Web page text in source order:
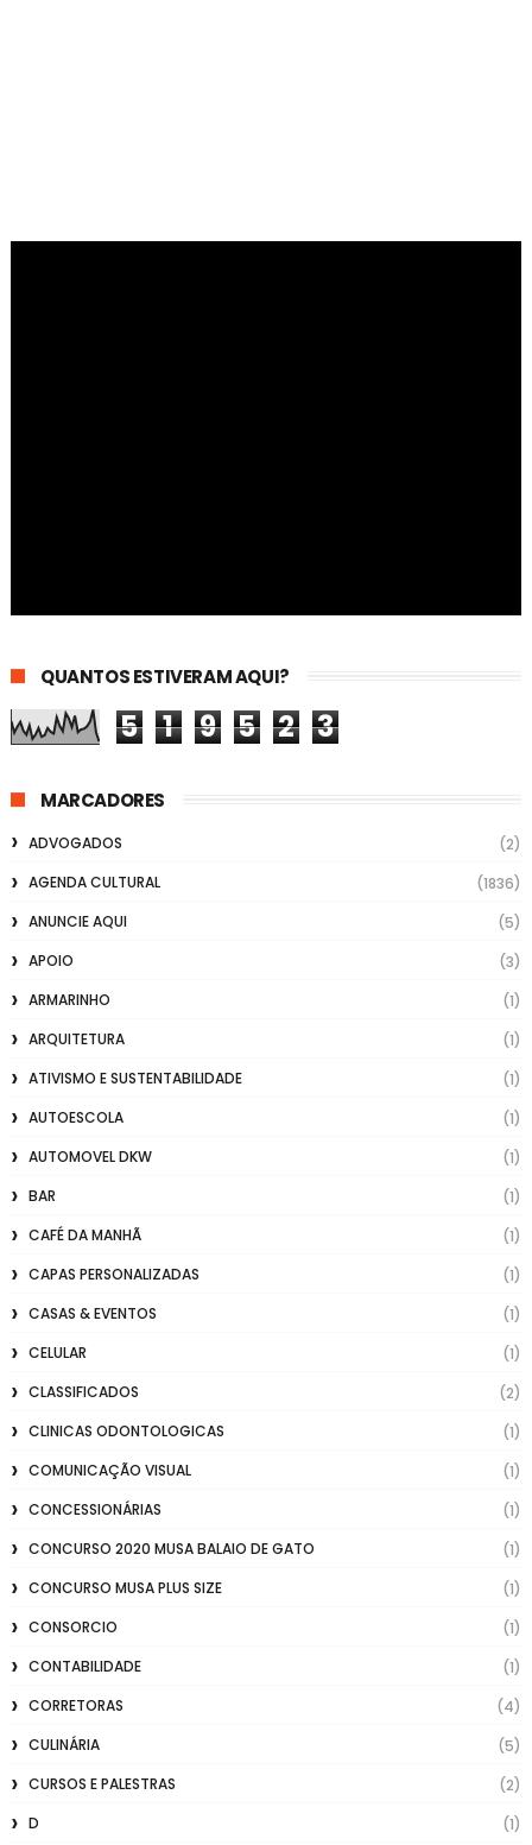
QUANTOS ESTIVERAM AQUI?
5 1 9 5 2 3
MARCADORES
ADVOGADOS
(2)
AGENDA CULTURAL
(1836)
ANUNCIE AQUI
(5)
APOIO
(3)
ARMARINHO
(1)
ARQUITETURA
(1)
ATIVISMO E SUSTENTABILIDADE
(1)
AUTOESCOLA
(1)
AUTOMOVEL DKW
(1)
BAR
(1)
CAFÉ DA MANHÃ
(1)
CAPAS PERSONALIZADAS
(1)
CASAS & EVENTOS
(1)
CELULAR
(1)
CLASSIFICADOS
(2)
CLINICAS ODONTOLOGICAS
(1)
COMUNICAÇÃO VISUAL
(1)
CONCESSIONÁRIAS
(1)
CONCURSO 2020 MUSA BALAIO DE GATO
(1)
CONCURSO MUSA PLUS SIZE
(1)
CONSORCIO
(1)
CONTABILIDADE
(1)
CORRETORAS
(4)
CULINÁRIA
(5)
CURSOS E PALESTRAS
(2)
D
(1)